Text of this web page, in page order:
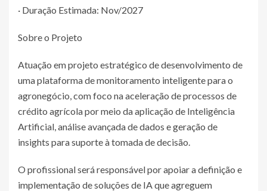
· Duração Estimada: Nov/2027
Sobre o Projeto
Atuação em projeto estratégico de desenvolvimento de
uma plataforma de monitoramento inteligente para o
agronegócio, com foco na aceleração de processos de
crédito agrícola por meio da aplicação de Inteligência
Artificial, análise avançada de dados e geração de
insights para suporte à tomada de decisão.
O profissional será responsável por apoiar a definição e
implementação de soluções de IA que agreguem